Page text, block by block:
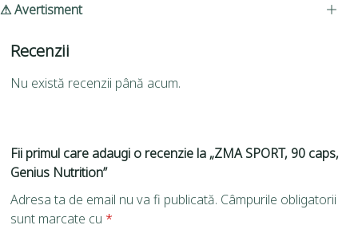
⚠ Avertisment
Recenzii
Nu există recenzii până acum.
Fii primul care adaugi o recenzie la „ZMA SPORT, 90 caps,
Genius Nutrition”
Adresa ta de email nu va fi publicată. Câmpurile obligatorii
sunt marcate cu *